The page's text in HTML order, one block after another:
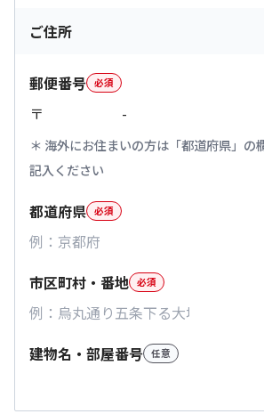
ご住所
郵便番号 必須
〒 -
海外にお住まいの方は「都道府県」の
記入ください
都道府県 必須
市区町村・番地 必須
建物名・部屋番号 任意